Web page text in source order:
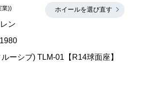
ホイールを選び直す
業))
ン
ーシブ) TLM-01【R14球面座】